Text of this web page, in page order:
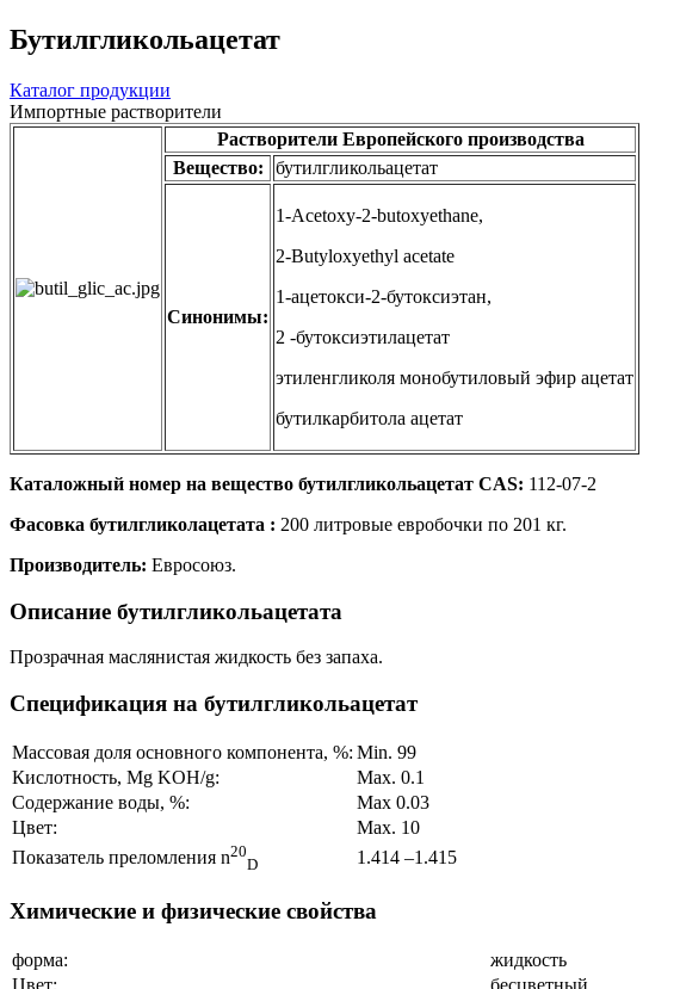
Бутилгликольацетат
Каталог продукции
Импортные растворители
Растворители Европейского производства
Вещество:
бутилгликольацетат
Синонимы:
1-Acetoxy-2-butoxyethane,
2-Butyloxyethyl acetate
1-ацетокси-2-бутоксиэтан,
2 -бутоксиэтилацетат
этиленгликоля монобутиловый эфир ацетат
бутилкарбитола ацетат
Каталожный номер на вещество бутилгликольацетат CAS: 112-07-2
Фасовка бутилгликолацетата : 200 литровые евробочки по 201 кг.
Производитель: Евросоюз.
Описание бутилгликольацетата
Прозрачная маслянистая жидкость без запаха.
Спецификация на бутилгликольацетат
Массовая доля основного компонента, %: Min. 99
Кислотность, Mg KOH/g:
Max. 0.1
Содержание воды, %:
Max 0.03
Цвет:
Max. 10
Показатель преломления n20
D 1.414 –1.415
Химические и физические свойства
форма:
жидкость